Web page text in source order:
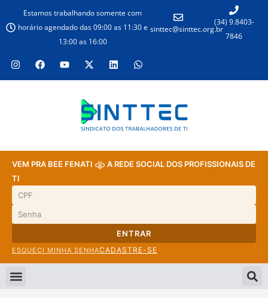
Estamos trabalhando somente com
horário agendado das 09:00 as 11:30 e
13:00 as 16:00
sinttec@sinttec.org.br
(34) 9.8403-
7846
VEM PRA BEE FENATI
A REDE SOCIAL DOS PROFISSIONAIS DE
TI
ENTRAR
ESQUECI MINHA SENHACADASTRE-SE